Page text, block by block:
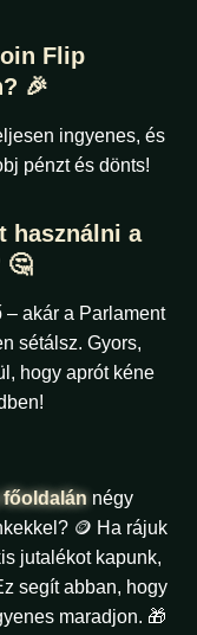
Flip
🎉
ingyenes, és
pénzt és dönts!
használni a
🤔
– akár a Parlament
sétálsz. Gyors,
hogy aprót kéne
főoldalán négy
🪙 Ha rájuk
jutalékot kapunk,
segít abban, hogy
maradjon. 🎁